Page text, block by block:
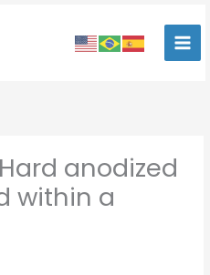
anodized
within a